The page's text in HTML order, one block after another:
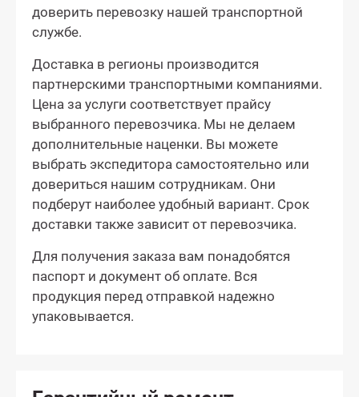
доверить перевозку нашей транспортной
службе.
Доставка в регионы производится
партнерскими транспортными компаниями.
Цена за услуги соответствует прайсу
выбранного перевозчика. Мы не делаем
дополнительные наценки. Вы можете
выбрать экспедитора самостоятельно или
довериться нашим сотрудникам. Они
подберут наиболее удобный вариант. Срок
доставки также зависит от перевозчика.
Для получения заказа вам понадобятся
паспорт и документ об оплате. Вся
продукция перед отправкой надежно
упаковывается.